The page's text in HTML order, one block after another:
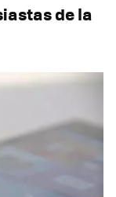
de la